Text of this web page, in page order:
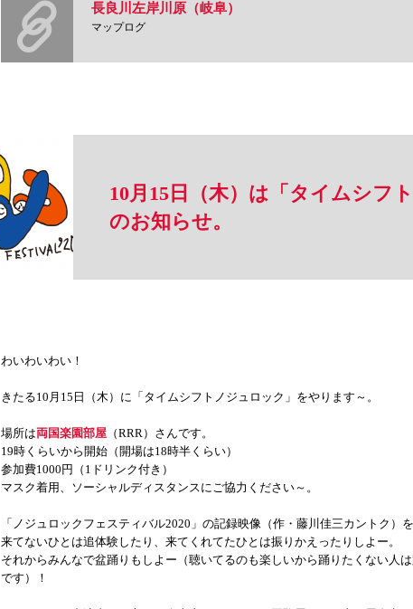
長良川左岸川原（岐阜）
マップログ
10月15日（木）は「タイムシフ
のお知らせ。
わいわいわい！
きたる10月15日（木）に「タイムシフトノジュロック」をやります～。
場所は両国楽園部屋 （RRR）さんです。
19時くらいから開始（開場は18時半くらい）
参加費1000円（1ドリンク付き）
マスク着用、ソーシャルディスタンスにご協力ください～。
「ノジュロックフェスティバル2020」の記録映像（作・藤川佳三カントク）
来てないひとは追体験したり、来てくれてたひとは振りかえったりしよー。
それからみんなで盆踊りもしよー（聴いてるのも楽しいから踊りたくない人
です）！